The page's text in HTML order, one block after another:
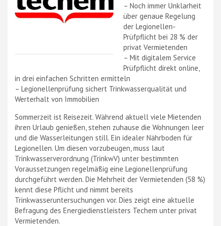
– Noch immer Unklarheit
über genaue Regelung
der Legionellen-
Prüfpflicht bei 28 % der
privat Vermietenden
– Mit digitalem Service
Prüfpflicht direkt online,
in drei einfachen Schritten ermitteln
– Legionellenprüfung sichert Trinkwasserqualität und
Werterhalt von Immobilien
Sommerzeit ist Reisezeit. Während aktuell viele Mietenden
ihren Urlaub genießen, stehen zuhause die Wohnungen leer
und die Wasserleitungen still. Ein idealer Nährboden für
Legionellen. Um diesen vorzubeugen, muss laut
Trinkwasserverordnung (TrinkwV) unter bestimmten
Voraussetzungen regelmäßig eine Legionellenprüfung
durchgeführt werden. Die Mehrheit der Vermietenden (58 %)
kennt diese Pflicht und nimmt bereits
Trinkwasseruntersuchungen vor. Dies zeigt eine aktuelle
Befragung des Energiedienstleisters Techem unter privat
Vermietenden.